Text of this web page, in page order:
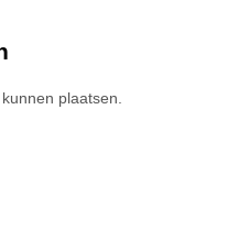
plaatsen.